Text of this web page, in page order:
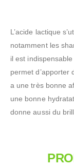
L’acide lactique
notamment les
il est
permet d’apporter
a une très bonne
une bonne
donne aussi du